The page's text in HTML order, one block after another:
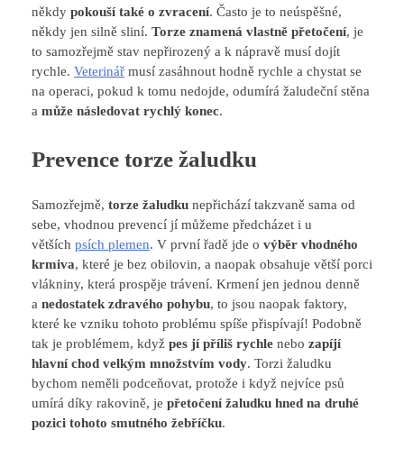
někdy pokouší také o zvracení. Často je to neúspěšné,
někdy jen silně sliní. Torze znamená vlastně přetočení, je
to samozřejmě stav nepřirozený a k nápravě musí dojít
rychle. Veterinář musí zasáhnout hodně rychle a chystat se
na operaci, pokud k tomu nedojde, odumírá žaludeční stěna
a může následovat rychlý konec.
Prevence torze žaludku
Samozřejmě, torze žaludku nepřichází takzvaně sama od
sebe, vhodnou prevencí jí můžeme předcházet i u
větších psích plemen. V první řadě jde o výběr vhodného
krmiva, které je bez obilovin, a naopak obsahuje větší porci
vlákniny, která prospěje trávení. Krmení jen jednou denně
a nedostatek zdravého pohybu, to jsou naopak faktory,
které ke vzniku tohoto problému spíše přispívají! Podobně
tak je problémem, když pes jí příliš rychle nebo zapíjí
hlavní chod velkým množstvím vody. Torzi žaludku
bychom neměli podceňovat, protože i když nejvíce psů
umírá díky rakovině, je přetočení žaludku hned na druhé
pozici tohoto smutného žebříčku.